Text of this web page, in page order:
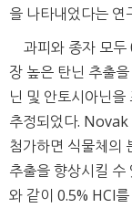
을 나타내었다는
과피와 종자 모
장 높은 탄닌 추출
닌 및 안토시아닌
추정되었다. Novak
첨가하면 식물체의
추출을 향상시킬
와 같이 0.5% HCl